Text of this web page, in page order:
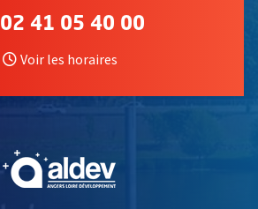
02 41 05 40 00
Voir les horaires